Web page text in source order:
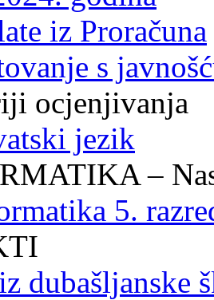
iz Proračuna
s
ocjenjivanja
jezik
–
5.
dubašljanske